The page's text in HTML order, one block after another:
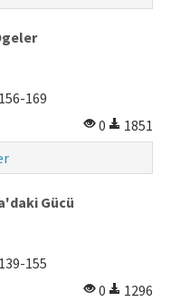
156-169
0
1851
Gücü
139-155
0
1296